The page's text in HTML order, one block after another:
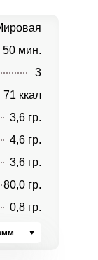
50 мин.
3
71 ккал
3,6 гр.
4,6 гр.
3,6 гр.
80,0 гр.
0,8 гр.